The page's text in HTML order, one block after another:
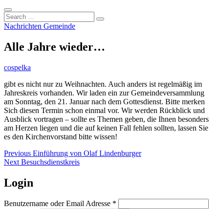
Search
…
Nachrichten Gemeinde
Alle Jahre wieder…
cospelka
gibt es nicht nur zu Weihnachten. Auch anders ist regelmäßig im
Jahreskreis vorhanden. Wir laden ein zur Gemeindeversammlung
am Sonntag, den 21. Januar nach dem Gottesdienst. Bitte merken
Sich diesen Termin schon einmal vor. Wir werden Rückblick und
Ausblick vortragen – sollte es Themen geben, die Ihnen besonders
am Herzen liegen und die auf keinen Fall fehlen sollten, lassen Sie
es den Kirchenvorstand bitte wissen!
Beitragsnavigation
Previous Previous
post:
Einführung von Olaf Lindenburger
Next Next
Besuchsdienstkreis
Login
Benutzername oder Email Adresse *